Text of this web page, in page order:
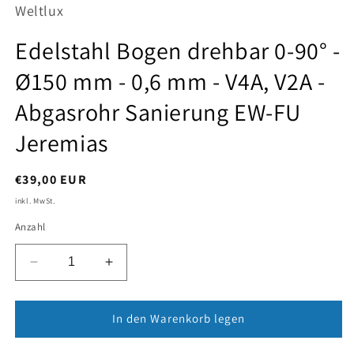
Weltlux
Edelstahl Bogen drehbar 0-90° -
Ø150 mm - 0,6 mm - V4A, V2A -
Abgasrohr Sanierung EW-FU
Jeremias
,
€39,00 EUR
inkl. MwSt.
Anzahl
Verringere
die
Menge
Edelstahl
Erhöhe
die
Menge
für
Edelstahl
In den Warenkorb legen